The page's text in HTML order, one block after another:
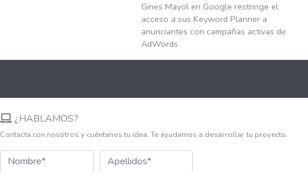
Gines Mayol en Google restringe el
acceso a sus Keyword Planner a
anunciantes con campañas activas de
AdWords
¿HABLAMOS?
Contacta con nosotros y cuéntanos tu idea. Te ayudamos a desarrollar tu proyecto.